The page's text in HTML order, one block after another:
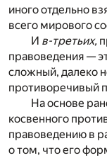
иного отдельно
всего мирового
И в-третьих,
правоведения —
сложный, далеко
противоречивый
На основе
косвенного
правоведению в
о том, что его